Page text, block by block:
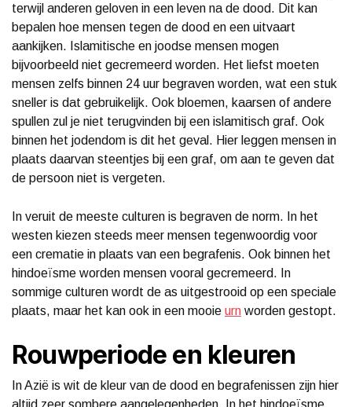
terwijl anderen geloven in een leven na de dood. Dit kan
bepalen hoe mensen tegen de dood en een uitvaart
aankijken. Islamitische en joodse mensen mogen
bijvoorbeeld niet gecremeerd worden. Het liefst moeten
mensen zelfs binnen 24 uur begraven worden, wat een stuk
sneller is dat gebruikelijk. Ook bloemen, kaarsen of andere
spullen zul je niet terugvinden bij een islamitisch graf. Ook
binnen het jodendom is dit het geval. Hier leggen mensen in
plaats daarvan steentjes bij een graf, om aan te geven dat
de persoon niet is vergeten.
In veruit de meeste culturen is begraven de norm. In het
westen kiezen steeds meer mensen tegenwoordig voor
een crematie in plaats van een begrafenis. Ook binnen het
hindoeïsme worden mensen vooral gecremeerd. In
sommige culturen wordt de as uitgestrooid op een speciale
plaats, maar het kan ook in een mooie urn worden gestopt.
Rouwperiode en kleuren
In Azië is wit de kleur van de dood en begrafenissen zijn hier
altijd zeer sombere aangelegenheden. In het hindoeïsme